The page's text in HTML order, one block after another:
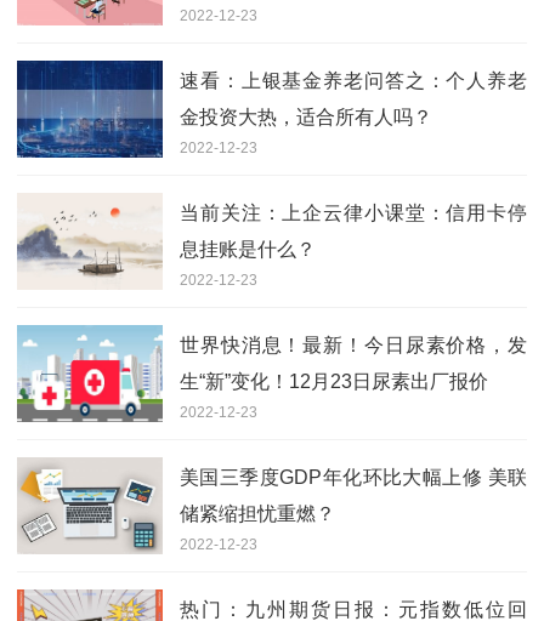
2022-12-23
速看：上银基金养老问答之：个人养老
金投资大热，适合所有人吗？
2022-12-23
当前关注：上企云律小课堂：信用卡停
息挂账是什么？
2022-12-23
世界快消息！最新！今日尿素价格，发
生“新”变化！12月23日尿素出厂报价
2022-12-23
美国三季度GDP年化环比大幅上修 美联
储紧缩担忧重燃？
2022-12-23
热门：九州期货日报：元指数低位回